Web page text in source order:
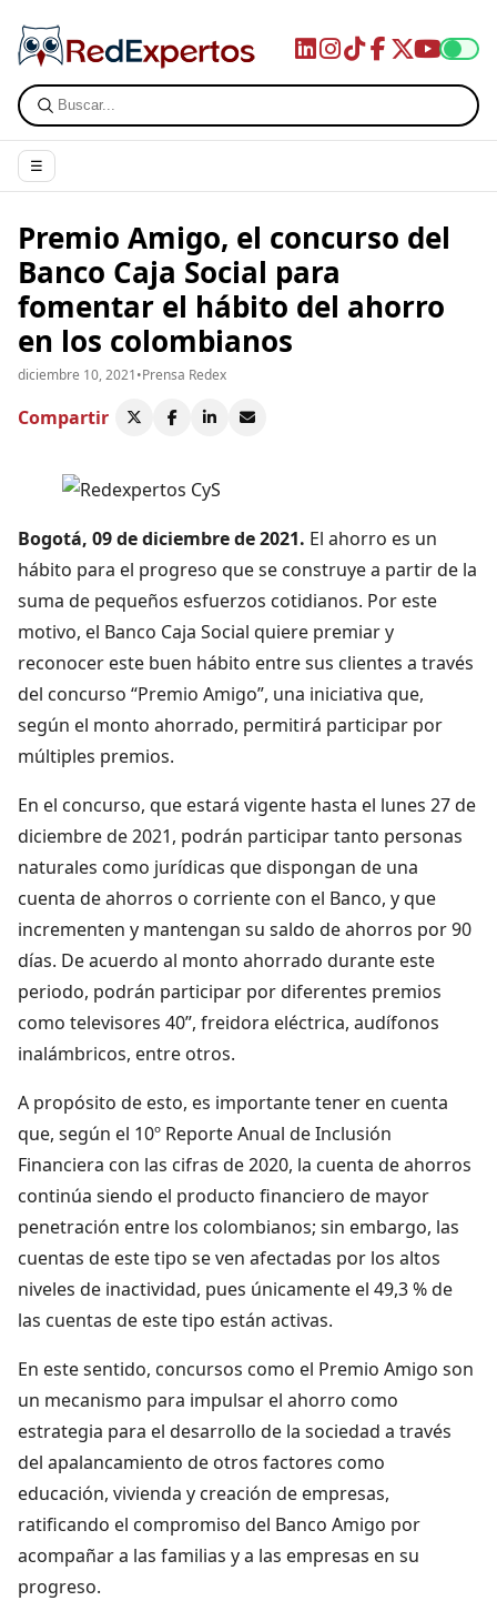
☰
Premio Amigo, el concurso del
Banco Caja Social para
fomentar el hábito del ahorro
en los colombianos
diciembre 10, 2021•Prensa Redex
Compartir
Bogotá, 09 de diciembre de 2021. El ahorro es un
hábito para el progreso que se construye a partir de la
suma de pequeños esfuerzos cotidianos. Por este
motivo, el Banco Caja Social quiere premiar y
reconocer este buen hábito entre sus clientes a través
del concurso “Premio Amigo”, una iniciativa que,
según el monto ahorrado, permitirá participar por
múltiples premios.
En el concurso, que estará vigente hasta el lunes 27 de
diciembre de 2021, podrán participar tanto personas
naturales como jurídicas que dispongan de una
cuenta de ahorros o corriente con el Banco, y que
incrementen y mantengan su saldo de ahorros por 90
días. De acuerdo al monto ahorrado durante este
periodo, podrán participar por diferentes premios
como televisores 40”, freidora eléctrica, audífonos
inalámbricos, entre otros.
A propósito de esto, es importante tener en cuenta
que, según el 10º Reporte Anual de Inclusión
Financiera con las cifras de 2020, la cuenta de ahorros
continúa siendo el producto financiero de mayor
penetración entre los colombianos; sin embargo, las
cuentas de este tipo se ven afectadas por los altos
niveles de inactividad, pues únicamente el 49,3 % de
las cuentas de este tipo están activas.
En este sentido, concursos como el Premio Amigo son
un mecanismo para impulsar el ahorro como
estrategia para el desarrollo de la sociedad a través
del apalancamiento de otros factores como
educación, vivienda y creación de empresas,
ratificando el compromiso del Banco Amigo por
acompañar a las familias y a las empresas en su
progreso.